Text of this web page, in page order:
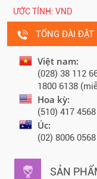
ƯỚC TÍNH: VND
TỔNG ĐÀI ĐẶT
Việt nam:
(028) 38 112
1800 6138
Hoa kỳ:
(510) 417 4568
Úc:
(02) 8006 0568
SẢN